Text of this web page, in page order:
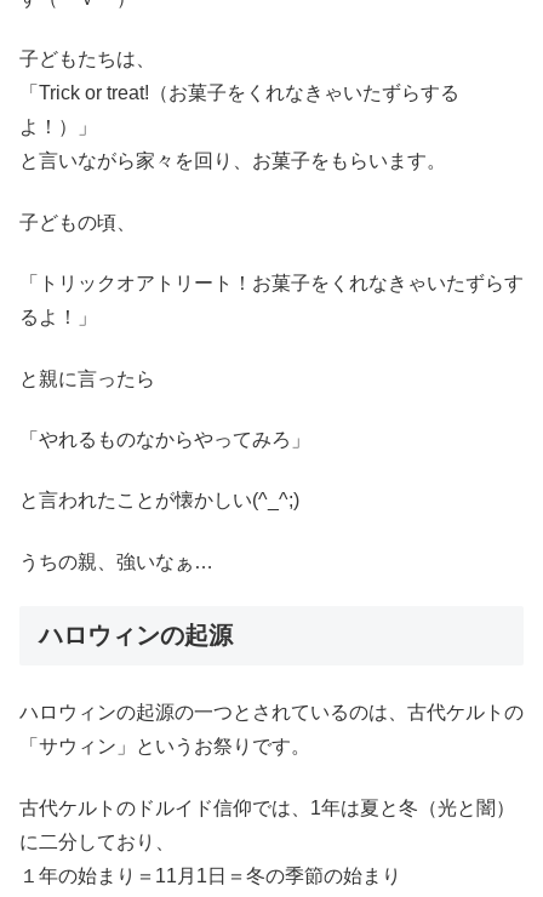
子どもたちは、
「Trick or treat!（お菓子をくれなきゃいたずらする
よ！）」
と言いながら家々を回り、お菓子をもらいます。
子どもの頃、
「トリックオアトリート！お菓子をくれなきゃいたずらす
るよ！」
と親に言ったら
「やれるものなからやってみろ」
と言われたことが懐かしい(^_^;)
うちの親、強いなぁ…
ハロウィンの起源
ハロウィンの起源の一つとされているのは、古代ケルトの
「サウィン」というお祭りです。
古代ケルトのドルイド信仰では、1年は夏と冬（光と闇）
に二分しており、
１年の始まり＝11月1日＝冬の季節の始まり